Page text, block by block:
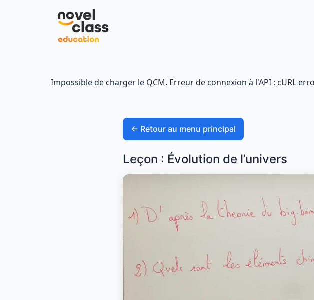
Impossible de charger le QCM. Erreur de connexion à l'API : cURL
← Retour au menu principal
Leçon : Évolution de l’univers